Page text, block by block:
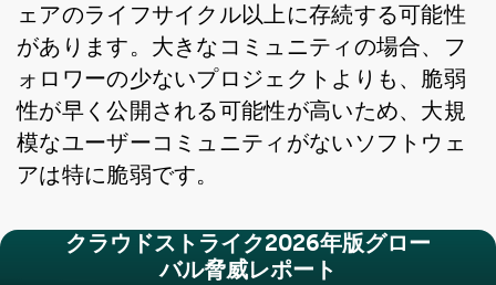
ェアのライフサイクル以上に存続する可能性
があります。大きなコミュニティの場合、フ
ォロワーの少ないプロジェクトよりも、脆弱
性が早く公開される可能性が高いため、大規
模なユーザーコミュニティがないソフトウェ
アは特に脆弱です。
クラウドストライク2026年版グロー
バル脅威レポート